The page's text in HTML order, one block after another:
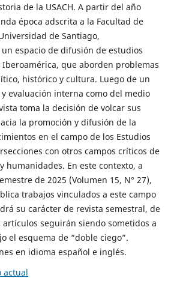
de la USACH. A partir del año
época adscrita a la Facultad de
de Santiago,
espacio de difusión de estudios
que aborden problemas
histórico y cultura. Luego de un
evaluación interna como del medio
toma la decisión de volcar sus
la promoción y difusión de la
en el campo de los Estudios
con otros campos críticos de
humanidades. En este contexto, a
de 2025 (Volumen 15, N° 27),
trabajos vinculados a este campo
su carácter de revista semestral, de
artículos seguirán siendo sometidos a
el esquema de “doble ciego”.
en idioma español e inglés.
actual